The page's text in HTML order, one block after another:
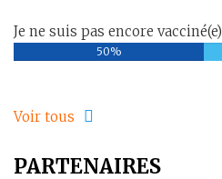
Je ne suis pas encore vacciné(e)
50%
Voir tous
PARTENAIRES